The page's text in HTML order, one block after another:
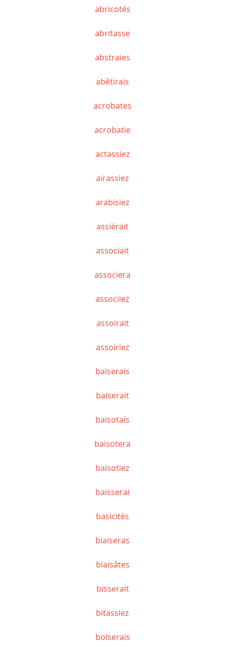
abricotés
abritasse
abstraies
abêtirais
acrobates
acrobatie
actassiez
airassiez
arabisiez
assiérait
associait
associera
associiez
assoirait
assoiriez
baiserais
baiserait
baisotais
baisotera
baisotiez
baisserai
basicités
biaiseras
biaisâtes
bisserait
bitassiez
boiserais